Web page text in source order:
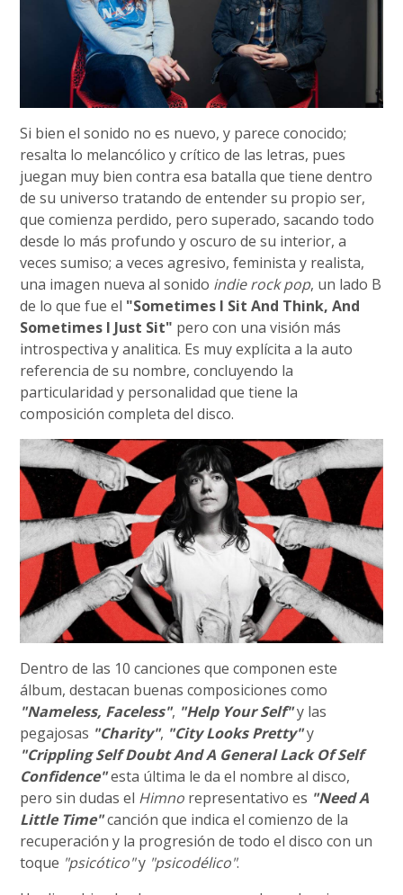
Si bien el sonido no es nuevo, y parece conocido;
resalta lo melancólico y crítico de las letras, pues
juegan muy bien contra esa batalla que tiene dentro
de su universo tratando de entender su propio ser,
que comienza perdido, pero superado, sacando todo
desde lo más profundo y oscuro de su interior, a
veces sumiso; a veces agresivo, feminista y realista,
una imagen nueva al sonido indie rock pop, un lado B
de lo que fue el "Sometimes I Sit And Think, And
Sometimes I Just Sit" pero con una visión más
introspectiva y analitica. Es muy explícita a la auto
referencia de su nombre, concluyendo la
particularidad y personalidad que tiene la
composición completa del disco.
Dentro de las 10 canciones que componen este
álbum, destacan buenas composiciones como
"Nameless, Faceless", "Help Your Self"y las
pegajosas "Charity", "City Looks Pretty"y
"Crippling Self Doubt And A General Lack Of Self
Confidence"esta última le da el nombre al disco,
pero sin dudas el Himno representativo es "Need A
Little Time"canción que indica el comienzo de la
recuperación y la progresión de todo el disco con un
toque "psicótico"y "psicodélico".